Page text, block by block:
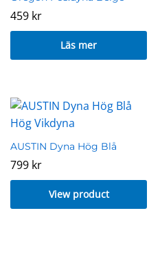
459 kr
Läs mer
AUSTIN Dyna Hög Blå
799 kr
View product